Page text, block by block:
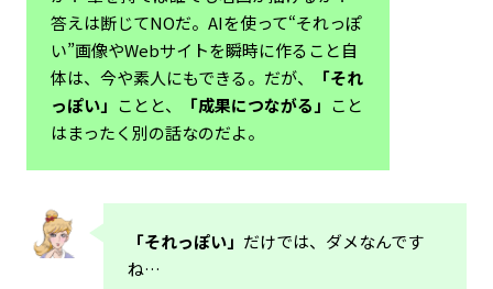
答えは断じてNOだ。AIを使って“それっぽ
い”画像やWebサイトを瞬時に作ること自
体は、今や素人にもできる。だが、
「それ
っぽい」 ことと、 「成果につながる」 こと
はまったく別の話なのだよ。
「それっぽい」 だけでは、ダメなんです
ね…